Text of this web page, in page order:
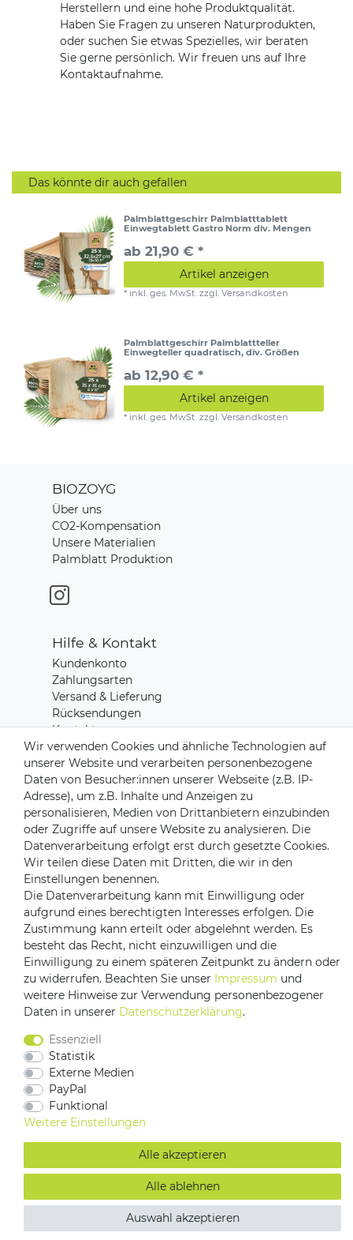
Herstellern und eine hohe Produktqualität.
Haben Sie Fragen zu unseren Naturprodukten,
oder suchen Sie etwas Spezielles, wir beraten
Sie gerne persönlich. Wir freuen uns auf Ihre
Kontaktaufnahme.
Das könnte dir auch gefallen
Palmblattgeschirr Palmblatttablett
Einwegtablett Gastro Norm div. Mengen
ab 21,90 € *
Artikel anzeigen
* inkl. ges. MwSt. zzgl.Versandkosten
Palmblattgeschirr Palmblattteller
Einwegteller quadratisch, div. Größen
ab 12,90 € *
Artikel anzeigen
* inkl. ges. MwSt. zzgl.Versandkosten
BIOZOYG
Über uns
CO2-Kompensation
Unsere Materialien
Palmblatt Produktion
Hilfe & Kontakt
Kundenkonto
Zahlungsarten
Versand & Lieferung
Rücksendungen
Kontakt zu uns
Zahlungsanbieter
Versandpartner
Impressum Daten­schutz­erklärung
AGB
Vertrag widerrufen
Wir verwenden Cookies und ähnliche Technologien auf
unserer Website und verarbeiten personenbezogene
Daten von Besucher:innen unserer Webseite (z.B. IP-
Adresse), um z.B. Inhalte und Anzeigen zu
personalisieren, Medien von Drittanbietern einzubinden
oder Zugriffe auf unsere Website zu analysieren. Die
Datenverarbeitung erfolgt erst durch gesetzte Cookies.
Wir teilen diese Daten mit Dritten, die wir in den
Einstellungen benennen.
Die Datenverarbeitung kann mit Einwilligung oder
aufgrund eines berechtigten Interesses erfolgen. Die
Zustimmung kann erteilt oder abgelehnt werden. Es
besteht das Recht, nicht einzuwilligen und die
Einwilligung zu einem späteren Zeitpunkt zu ändern oder
zu widerrufen. Beachten Sie unser Impressum und
weitere Hinweise zur Verwendung personenbezogener
Daten in unserer Daten­schutz­erklärung.
Essenziell
Statistik
Externe Medien
PayPal
Funktional
Weitere Einstellungen
Alle akzeptieren
Alle ablehnen
Auswahl akzeptieren